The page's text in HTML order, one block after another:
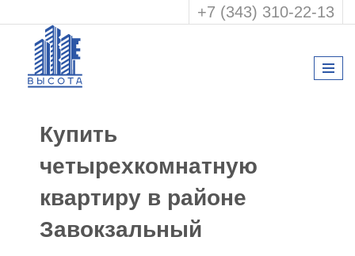
+7 (343) 310-22-13
Купить
четырехкомнатную
квартиру в районе
Завокзальный